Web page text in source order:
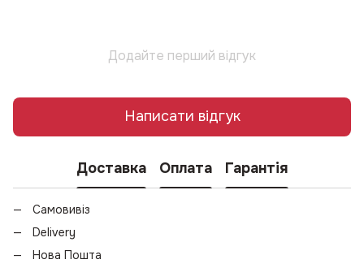
Додайте перший відгук
Написати відгук
Доставка Оплата Гарантія
Самовивіз
Delivery
Нова Пошта